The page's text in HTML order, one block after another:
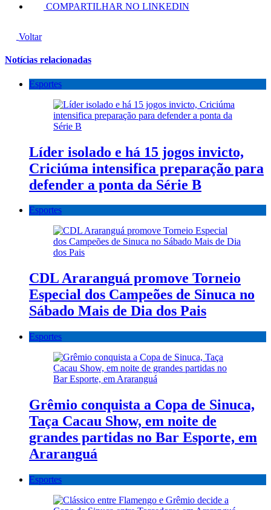
COMPARTILHAR NO LINKEDIN
Voltar
Notícias relacionadas
Esportes
Líder isolado e há 15 jogos invicto,
Criciúma intensifica preparação para
defender a ponta da Série B
Esportes
CDL Araranguá promove Torneio
Especial dos Campeões de Sinuca no
Sábado Mais de Dia dos Pais
Esportes
Grêmio conquista a Copa de Sinuca,
Taça Cacau Show, em noite de
grandes partidas no Bar Esporte, em
Araranguá
Esportes